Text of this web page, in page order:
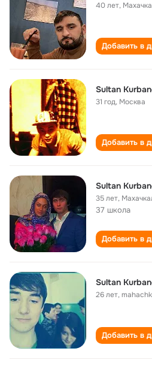
40 лет,
Добавить в
Sultan
31 год, Москва
Добавить в
Sultan
35 лет,
37 школа
Добавить в
Sultan
26 лет,
Добавить в